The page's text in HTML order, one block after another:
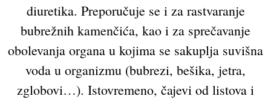
diuretika. Preporučuje se i za rastvaranje
bubrežnih kamenčića, kao i za sprečavanje
obolevanja organa u kojima se sakuplja suvišna
voda u organizmu (bubrezi, bešika, jetra,
zglobovi…). Istovremeno, čajevi od listova i